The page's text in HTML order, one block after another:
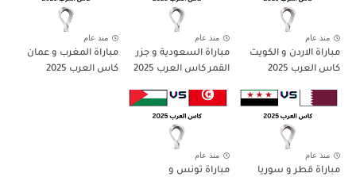
منذ عام
مباراة الاردن و الكويت
كاس العرب 2025
منذ عام
مباراة السعودية و جزر
القمر كاس العرب 2025
منذ عام
مباراة المغرب و عمان
كاس العرب 2025
منذ عام
مباراة قطر و سوريا
منذ عام
مباراة تونس و